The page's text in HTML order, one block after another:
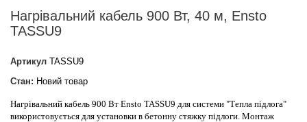
Нагрівальний кабель 900 Вт, 40 м, Ensto
TASSU9
Артикул TASSU9
Стан: Новий товар
Нагрівальний кабель 900 Вт Ensto TASSU9 для системи "Тепла підлога"
використовується для установки в бетонну стяжку підлоги. Монтаж